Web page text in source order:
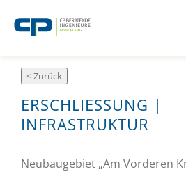
Inhalt
springen
Home
Wir
Fachgebiete
ERSCHLIESSUNG |
INFRASTRUKTUR
Neubaugebiet „Am Vorderen